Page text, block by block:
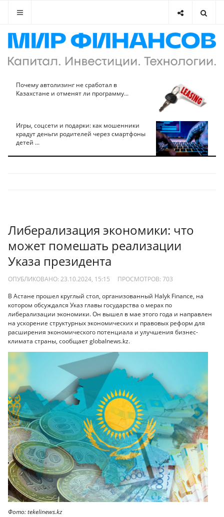
Почему автолизинг не сработал в
Казахстане и отменят ли программу...
Игры, соцсети и подарки: как мошенники
крадут деньги родителей через смартфоны
детей ...
Либерализация экономики: что
может помешать реализации
Указа президента
ОПУБЛИКОВАНО: 23.10.2024, 15:15 ПРОСМОТРОВ: 703
В Астане прошел круглый стол, организованный Halyk Finance, на
котором обсуждался Указ главы государства о мерах по
либерализации экономики. Он вышел в мае этого года и направлен
на ускорение структурных экономических и правовых реформ для
расширения экономического потенциала и улучшения бизнес-
климата страны, сообщает globalnews.kz.
Фото: tekelinews.kz